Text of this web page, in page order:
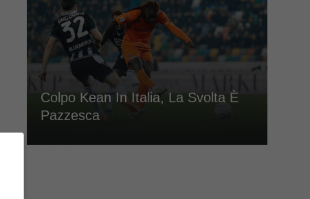
Colpo Kean In Italia, La Svolta È
Pazzesca